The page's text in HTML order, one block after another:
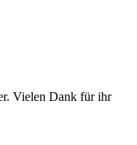
Vielen Dank für ihr